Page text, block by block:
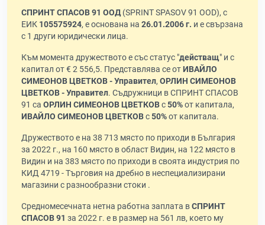
СПРИНТ СПАСОВ 91 ООД(SPRINT SPASOV 91 OOD), с
ЕИК 105575924, е основана на 26.01.2006 г. и е свързана
с 1 други юридически лица.
Към момента дружеството е със статус "действащ" и с
капитал от € 2 556,5. Представлява се отИВАЙЛО
СИМЕОНОВ ЦВЕТКОВ - Управител, ОРЛИН СИМЕОНОВ
ЦВЕТКОВ - Управител. Съдружници в СПРИНТ СПАСОВ
91 са ОРЛИН СИМЕОНОВ ЦВЕТКОВс50%от капитала,
ИВАЙЛО СИМЕОНОВ ЦВЕТКОВс50%от капитала.
Дружеството е на 38 713 място по приходи в България
за 2022 г., на 160 място в област Видин, на 122 място в
Видин и на 383 място по приходи в своята индустрия по
КИД 4719 - Търговия на дребно в неспециализирани
магазини с разнообразни стоки .
Средномесечната нетна работна заплата вСПРИНТ
СПАСОВ 91 за 2022 г. е в размер на 561 лв, което му